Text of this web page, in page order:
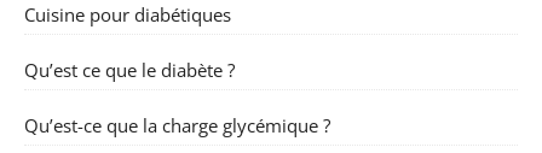
Cuisine pour diabétiques
Qu’est ce que le diabète ?
Qu’est-ce que la charge glycémique ?